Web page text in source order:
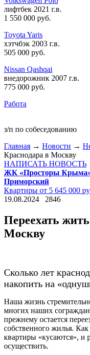
лифтбек 2021 г.в.
1 550 000 руб.
Toyota Yaris
хэтчбэк 2003 г.в.
505 000 руб.
Nissan Qashqai
внедорожник 2007 г.в.
775 000 руб.
Работа
з/п по собеседованию
Главная → Новости →
Краснодара в Москву
НАПИСАТЬ НОВОСТЬ
ЖК «Просторы
Приморский
Квартиры от 5 645 000
19.08.2024
2846
Переехать
Москву
Сколько лет
накопить на
Наша жизнь
многих наших
прежнему остается
собственного жилья.
квартиры «кусаются», и
осуществить.